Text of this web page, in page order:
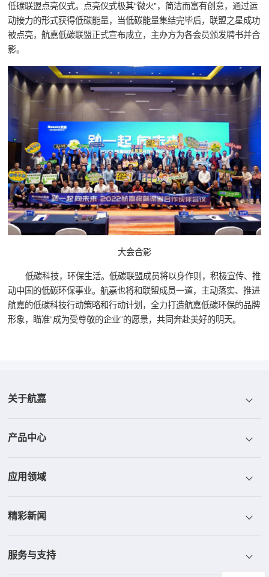
低碳联盟点亮仪式。点亮仪式极其“微火”，简洁而富有创意，通过运
动接力的形式获得低碳能量，当低碳能量集结完毕后，联盟之星成功
被点亮，航嘉低碳联盟正式宣布成立，主办方为各会员颁发聘书并合
影。
大会合影
低碳科技，环保生活。低碳联盟成员将以身作则，积极宣传、推
动中国的低碳环保事业。航嘉也将和联盟成员一道，主动落实、推进
航嘉的低碳科技行动策略和行动计划，全力打造航嘉低碳环保的品牌
形象，瞄准“成为受尊敬的企业”的愿景，共同奔赴美好的明天。
关于航嘉
航嘉介绍
航嘉荣誉
航嘉文化
航嘉研发
产品中心
电源
散热器
显示器
应用领域
ICT
工控与安防
精彩新闻
新闻中心
服务与支持